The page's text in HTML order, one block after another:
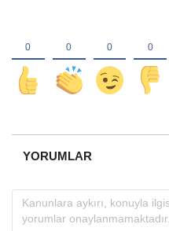
YORUMLAR